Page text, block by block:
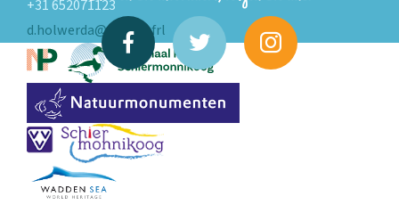
+31 652071123
d.holwerda@fryslan.frl